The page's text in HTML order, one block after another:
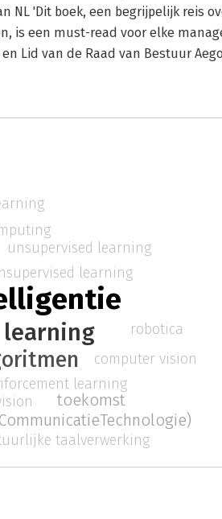
NL 'Dit boek, een begrijpelijk reis
is een must-read voor elke
Lid van de Raad van Bestuur
learning
learning
learning
unsupervised learning
robotica
computer vision
toekomst
taalverwerking